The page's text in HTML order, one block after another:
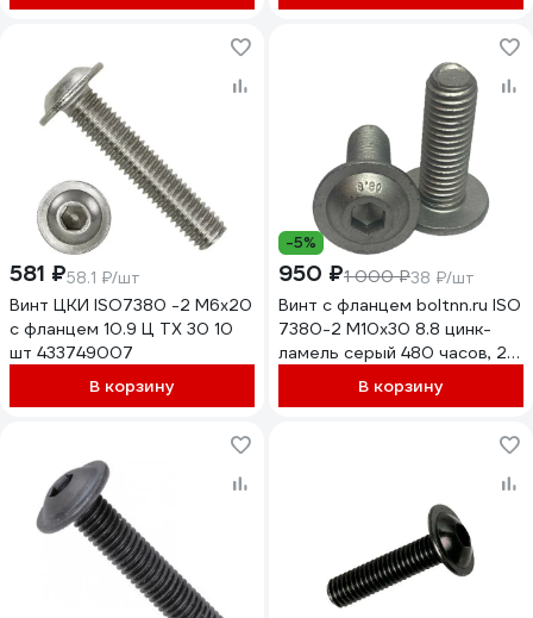
581 ₽58.1 ₽/шт
Винт ЦКИ ISO7380 -2 М6x20
с фланцем 10.9 Ц TX 30 10
шт 433749007
В корзину
-5%
950 ₽1 000 ₽38 ₽/шт
Винт с фланцем boltnn.ru ISO
7380-2 М10x30 8.8 цинк-
ламель серый 480 часов, 25
шт. 4687206380875
В корзину